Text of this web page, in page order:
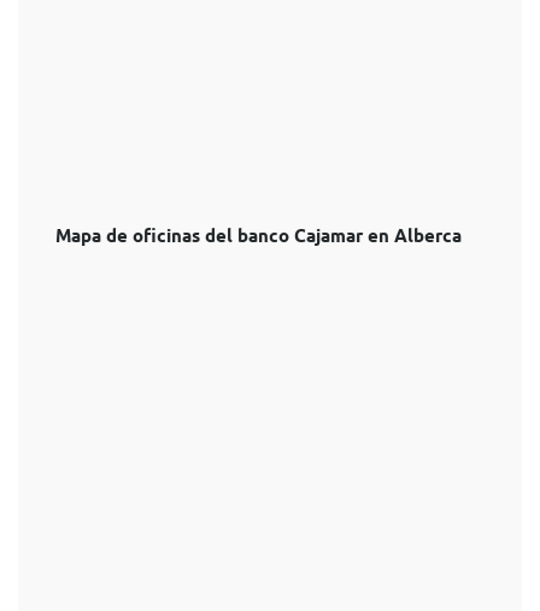
Mapa de oficinas del banco Cajamar en Alberca